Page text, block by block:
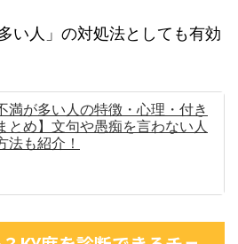
い人」の対処法としても有効
満が多い人の特徴・心理・付き
とめ】文句や愚痴を言わない人
法も紹介！